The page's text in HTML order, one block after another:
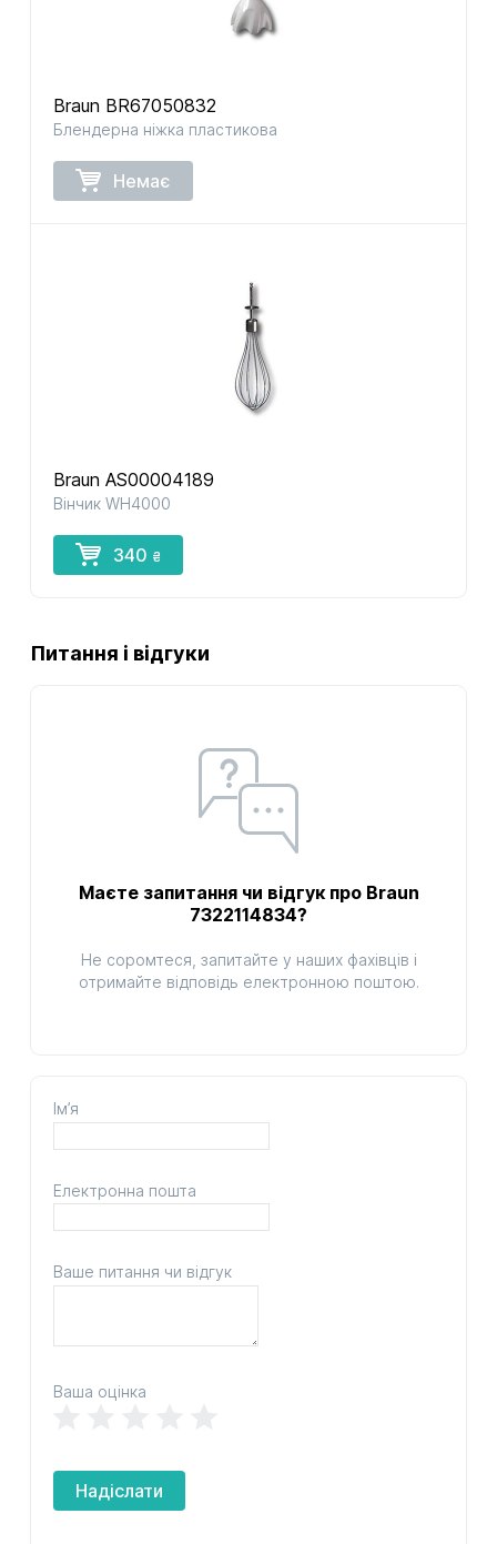
Braun BR67050832
Блендерна ніжка пластикова
Немає
Braun AS00004189
Вінчик WH4000
340 ₴
Питання і відгуки
Маєте запитання чи відгук про Braun
7322114834?
Не соромтеся, запитайте у наших фахівців і
отримайте відповідь електронною поштою.
Ім’я
Електронна пошта
Ваше питання чи відгук
Ваша оцінка
Надіслати